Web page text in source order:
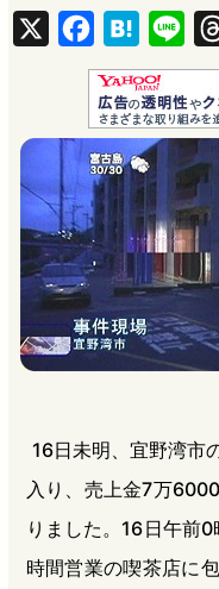
a
c
e
b
o
o
k
H
a
t
e
n
a
i
n
e
16日未明、宜野湾市
入り、売上金7万
りました。16日午前
時間営業の喫茶店に